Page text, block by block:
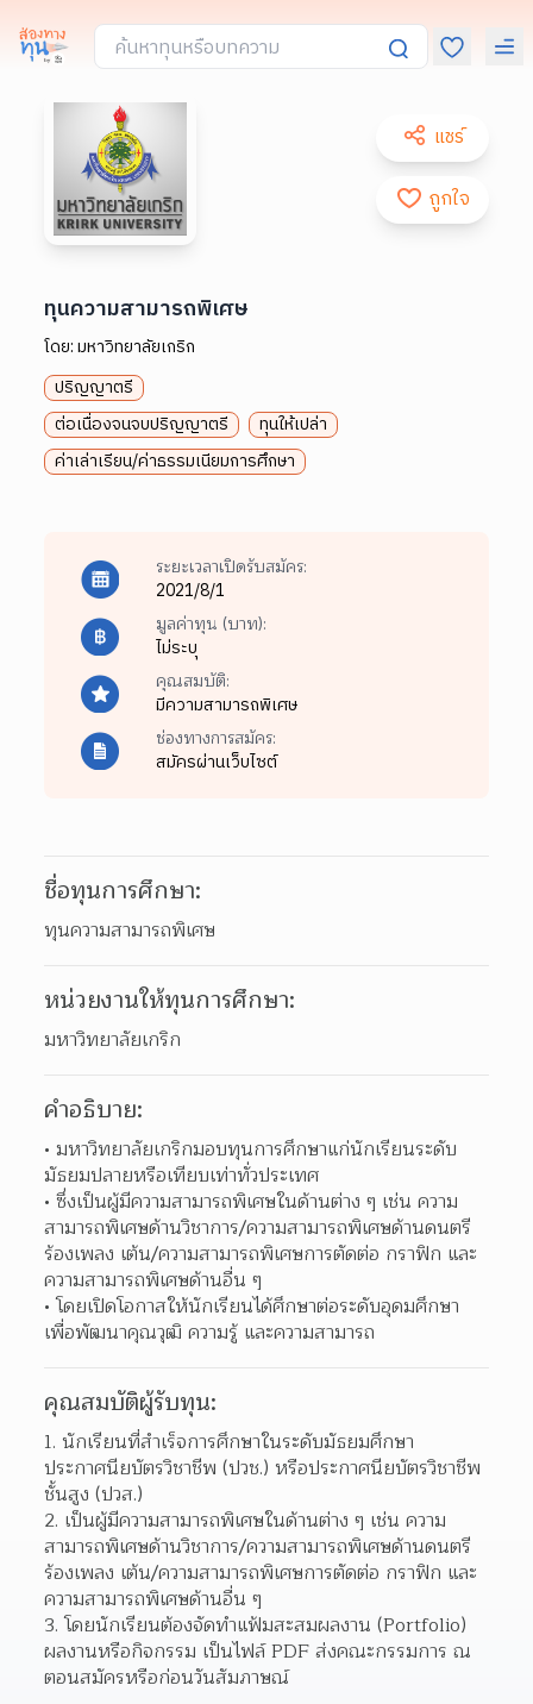
แชร์
ถูกใจ
ทุนความสามารถพิเศษ
โดย:มหาวิทยาลัยเกริก
ปริญญาตรี
ต่อเนื่องจนจบปริญญาตรี
ทุนให้เปล่า
ค่าเล่าเรียน/ค่าธรรมเนียมการศึกษา
ระยะเวลาเปิดรับสมัคร:
2021/8/1
มูลค่าทุน (บาท):
ไม่ระบุ
คุณสมบัติ:
มีความสามารถพิเศษ
ช่องทางการสมัคร:
สมัครผ่านเว็บไซต์
ชื่อทุนการศึกษา:
ทุนความสามารถพิเศษ
หน่วยงานให้ทุนการศึกษา:
มหาวิทยาลัยเกริก
คำอธิบาย:
มหาวิทยาลัยเกริกมอบทุนการศึกษาแก่นักเรียนระดับ
มัธยมปลายหรือเทียบเท่าทั่วประเทศ
ซึ่งเป็นผู้มีความสามารถพิเศษในด้านต่าง ๆ เช่น ความ
สามารถพิเศษด้านวิชาการ/ความสามารถพิเศษด้านดนตรี
ร้องเพลง เต้น/ความสามารถพิเศษการตัดต่อ กราฟิก และ
ความสามารถพิเศษด้านอื่น ๆ
โดยเปิดโอกาสให้นักเรียนได้ศึกษาต่อระดับอุดมศึกษา
เพื่อพัฒนาคุณวุฒิ ความรู้ และความสามารถ
คุณสมบัติผู้รับทุน:
นักเรียนที่สำเร็จการศึกษาในระดับมัธยมศึกษา
ประกาศนียบัตรวิชาชีพ (ปวช.) หรือประกาศนียบัตรวิชาชีพ
ชั้นสูง (ปวส.)
เป็นผู้มีความสามารถพิเศษในด้านต่าง ๆ เช่น ความ
สามารถพิเศษด้านวิชาการ/ความสามารถพิเศษด้านดนตรี
ร้องเพลง เต้น/ความสามารถพิเศษการตัดต่อ กราฟิก และ
ความสามารถพิเศษด้านอื่น ๆ
โดยนักเรียนต้องจัดทำแฟ้มสะสมผลงาน (Portfolio)
ผลงานหรือกิจกรรม เป็นไฟล์ PDF ส่งคณะกรรมการ ณ
ตอนสมัครหรือก่อนวันสัมภาษณ์